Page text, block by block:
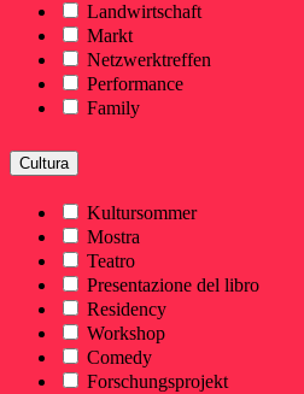
Landwirtschaft
Markt
Netzwerktreffen
Performance
Family
Cultura
Kultursommer
Mostra
Teatro
Presentazione del libro
Residency
Workshop
Comedy
Forschungsprojekt